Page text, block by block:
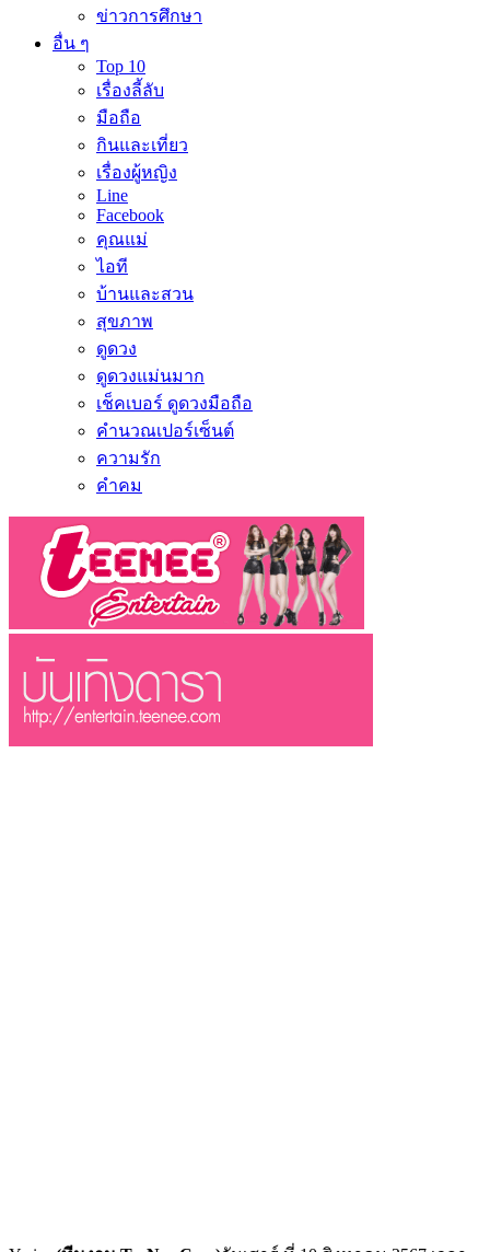
ข่าวการศึกษา
อื่น ๆ
Top 10
เรื่องลี้ลับ
มือถือ
กินและเที่ยว
เรื่องผู้หญิง
Line
Facebook
คุณแม่
ไอที
บ้านและสวน
สุขภาพ
ดูดวง
ดูดวงแม่นมาก
เช็คเบอร์ ดูดวงมือถือ
คำนวณเปอร์เซ็นต์
ความรัก
คำคม